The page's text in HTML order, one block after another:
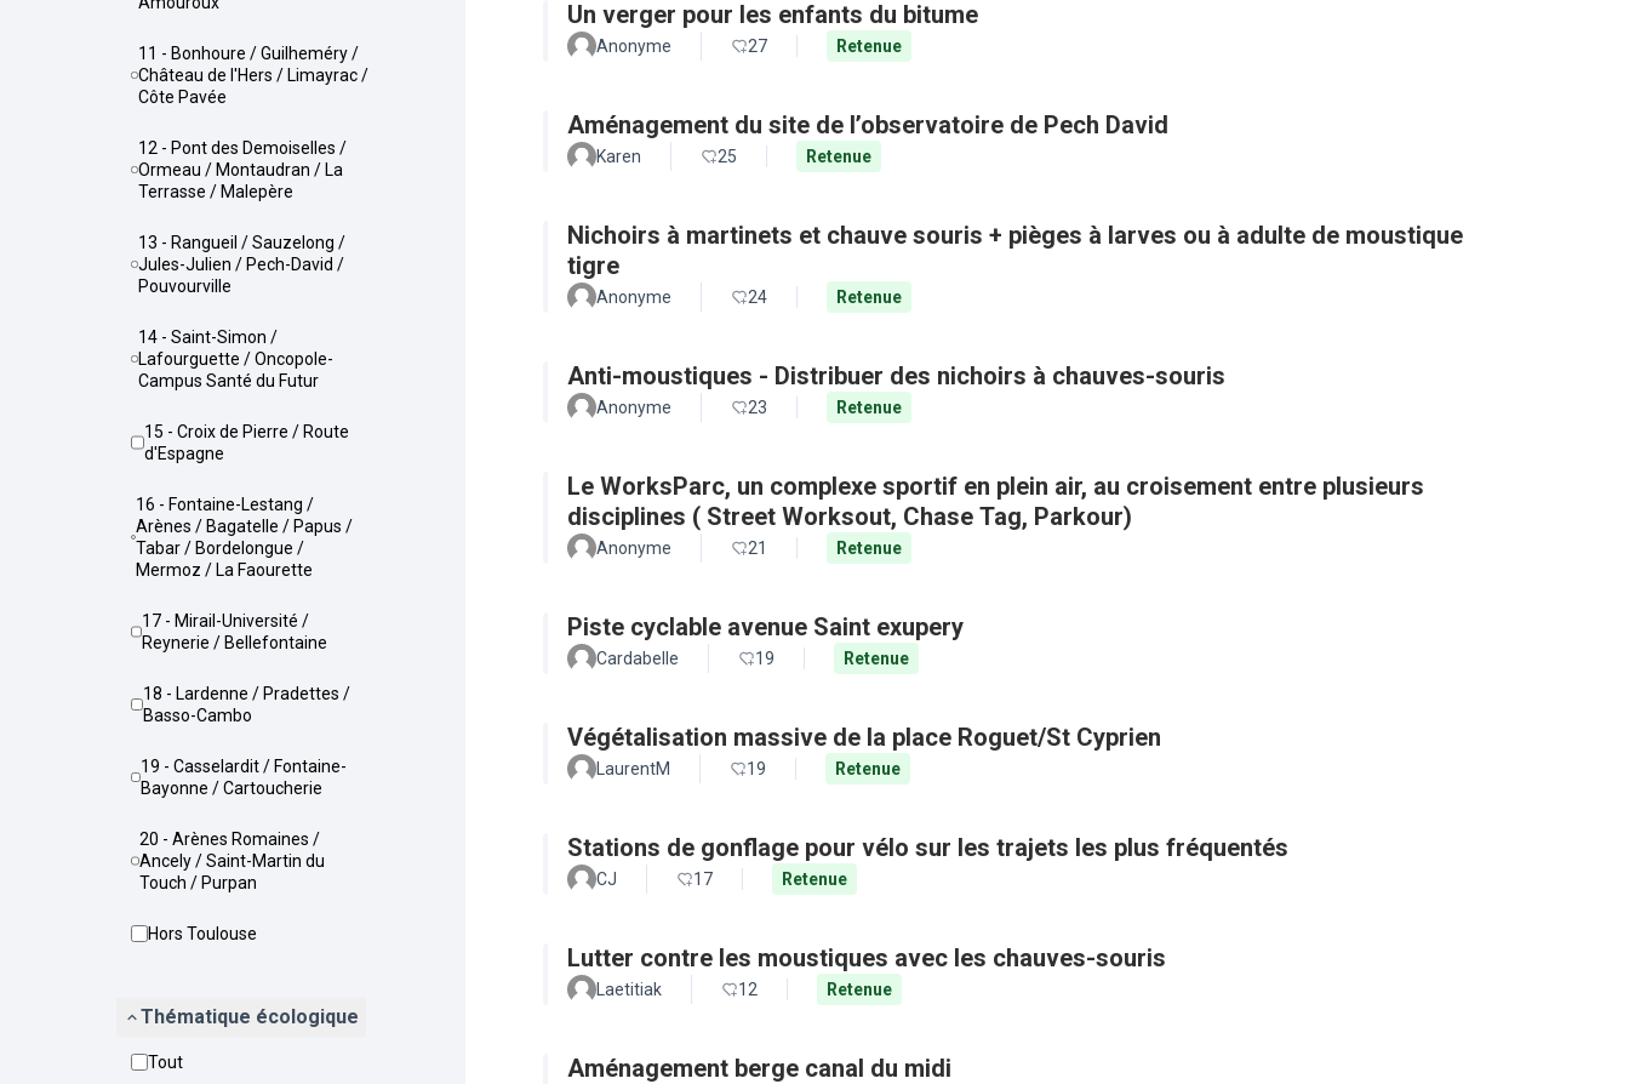
11 - Bonhoure / Guilheméry /
Château de l'Hers / Limayrac /
Côte Pavée
12 - Pont des Demoiselles /
Ormeau / Montaudran / La
Terrasse / Malepère
13 - Rangueil / Sauzelong /
Jules-Julien / Pech-David /
Pouvourville
14 - Saint-Simon /
Lafourguette / Oncopole-
Campus Santé du Futur
15 - Croix de Pierre / Route
d'Espagne
16 - Fontaine-Lestang /
Arènes / Bagatelle / Papus /
Tabar / Bordelongue /
Mermoz / La Faourette
17 - Mirail-Université /
Reynerie / Bellefontaine
18 - Lardenne / Pradettes /
Basso-Cambo
19 - Casselardit / Fontaine-
Bayonne / Cartoucherie
20 - Arènes Romaines /
Ancely / Saint-Martin du
Touch / Purpan
Hors Toulouse
Thématique écologique
Tout
Un verger pour les enfants du bitume
Anonyme 27 Retenue
Aménagement du site de l’observatoire de Pech David
Karen 25 Retenue
Nichoirs à martinets et chauve souris + pièges à larves ou à adulte de moustique
tigre
Anonyme 24 Retenue
Anti-moustiques - Distribuer des nichoirs à chauves-souris
Anonyme 23 Retenue
Le WorksParc, un complexe sportif en plein air, au croisement entre plusieurs
disciplines ( Street Worksout, Chase Tag, Parkour)
Anonyme 21 Retenue
Piste cyclable avenue Saint exupery
Cardabelle 19 Retenue
Végétalisation massive de la place Roguet/St Cyprien
LaurentM 19 Retenue
Stations de gonflage pour vélo sur les trajets les plus fréquentés
CJ 17 Retenue
Lutter contre les moustiques avec les chauves-souris
Laetitiak 12 Retenue
Aménagement berge canal du midi